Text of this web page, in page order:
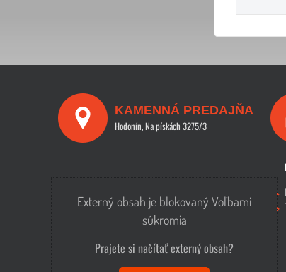
KAMENNÁ PREDAJŇA
Hodonín, Na pískách 3275/3
Externý obsah je blokovaný Voľbami
súkromia
Prajete si načítať externý obsah?